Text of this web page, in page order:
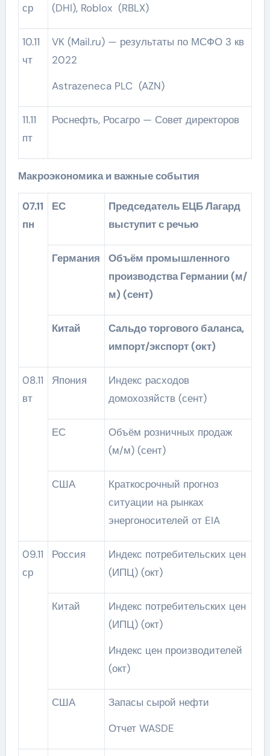
ср
(DHI), Roblox (RBLX)
10.11
чт
VK (Mail.ru) — результаты по МСФО 3 кв
2022
Astrazeneca PLC (AZN)
11.11
пт
Роснефть, Росагро — Совет директоров
Макроэкономика и важные события
07.11
пн
ЕС
Председатель ЕЦБ Лагард
выступит с речью
Германия
Объём промышленного
производства Германии (м/
м) (сент)
Китай
Сальдо торгового баланса,
импорт/экспорт (окт)
08.11
вт
Япония
Индекс расходов
домохозяйств (сент)
ЕС
Объём розничных продаж
(м/м) (сент)
США
Краткосрочный прогноз
ситуации на рынках
энергоносителей от EIA
09.11
ср
Россия
Индекс потребительских цен
(ИПЦ) (окт)
Китай
Индекс потребительских цен
(ИПЦ) (окт)
Индекс цен производителей
(окт)
США
Запасы сырой нефти
Отчет WASDE